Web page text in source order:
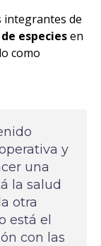
integrantes de
especiesen
como
y
una
la salud
otra
está el
con las